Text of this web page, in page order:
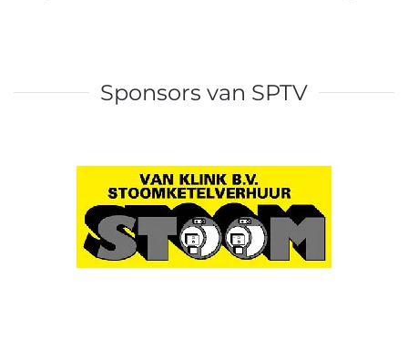
Sponsors van SPTV